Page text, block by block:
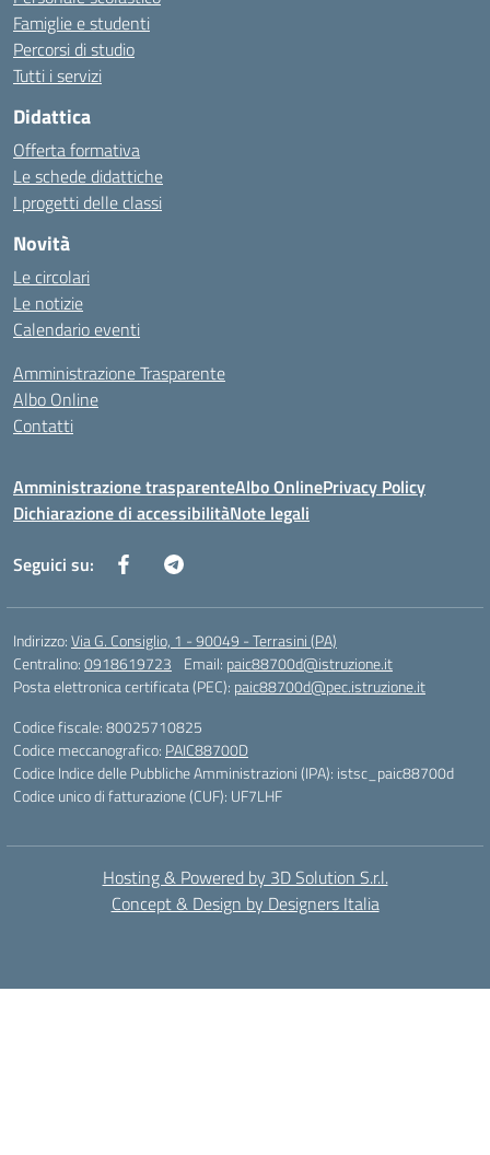
Famiglie e studenti
Percorsi di studio
Tutti i servizi
Didattica
Offerta formativa
Le schede didattiche
I progetti delle classi
Novità
Le circolari
Le notizie
Calendario eventi
Amministrazione Trasparente
Albo Online
Contatti
Amministrazione trasparenteAlbo OnlinePrivacy Policy
Dichiarazione di accessibilitàNote legali
Seguici su:
Indirizzo:Via G. Consiglio, 1 - 90049 - Terrasini (PA)
Centralino:0918619723 Email: paic88700d@istruzione.it
Posta elettronica certificata (PEC): paic88700d@pec.istruzione.it
Codice fiscale: 80025710825
Codice meccanografico: PAIC88700D
Codice Indice delle Pubbliche Amministrazioni (IPA): istsc_paic88700d
Codice unico di fatturazione (CUF): UF7LHF
Hosting & Powered by 3D Solution S.r.l.
Concept & Design by Designers Italia